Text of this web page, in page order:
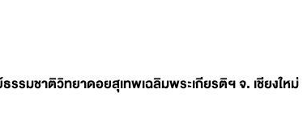
รรมชาติวิทยาดอยสุเทพเฉลิมพระเกียรติฯ จ. เชียงใหม่